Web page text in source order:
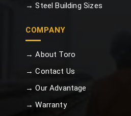
→ Steel Building Sizes
COMPANY
→ About Toro
→ Contact Us
→ Our Advantage
→ Warranty